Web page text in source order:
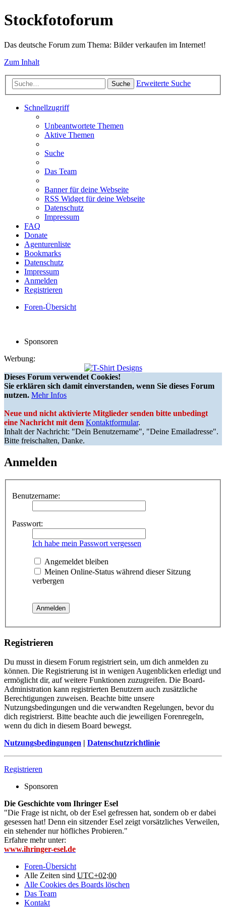
Stockfotoforum
Das deutsche Forum zum Thema: Bilder verkaufen im Internet!
Zum Inhalt
Suche Erweiterte Suche
Schnellzugriff
Unbeantwortete Themen
Aktive Themen
Suche
Das Team
Banner für deine Webseite
RSS Widget für deine Webseite
Datenschutz
Impressum
FAQ
Donate
Agenturenliste
Bookmarks
Datenschutz
Impressum
Anmelden
Registrieren
Foren-Übersicht
Sponsoren
Werbung:
Dieses Forum verwendet Cookies!
Sie erklären sich damit einverstanden, wenn Sie dieses Forum
nutzen. Mehr Infos
Neue und nicht aktivierte Mitglieder senden bitte unbedingt
eine Nachricht mit dem Kontaktformular.
Inhalt der Nachricht: "Dein Benutzername", "Deine Emailadresse".
Bitte freischalten, Danke.
Anmelden
Benutzername:
Passwort:
Ich habe mein Passwort vergessen
Angemeldet bleiben
Meinen Online-Status während dieser Sitzung
verbergen
Registrieren
Du musst in diesem Forum registriert sein, um dich anmelden zu
können. Die Registrierung ist in wenigen Augenblicken erledigt und
ermöglicht dir, auf weitere Funktionen zuzugreifen. Die Board-
Administration kann registrierten Benutzern auch zusätzliche
Berechtigungen zuweisen. Beachte bitte unsere
Nutzungsbedingungen und die verwandten Regelungen, bevor du
dich registrierst. Bitte beachte auch die jeweiligen Forenregeln,
wenn du dich in diesem Board bewegst.
Nutzungsbedingungen | Datenschutzrichtlinie
Registrieren
Sponsoren
Die Geschichte vom Ihringer Esel
"Die Frage ist nicht, ob der Esel gefressen hat, sondern ob er dabei
gesessen hat! Denn ein sitzender Esel zeigt vorsätzliches Verweilen,
ein stehender nur höfliches Probieren."
Erfahre mehr unter:
www.ihringer-esel.de
Foren-Übersicht
Alle Zeiten sind UTC+02:00
Alle Cookies des Boards löschen
Das Team
Kontakt